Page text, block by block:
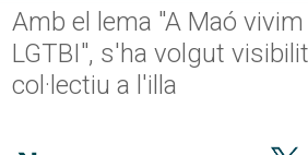
Amb el lema "A Maó vivim
LGTBI", s'ha volgut
col·lectiu a l'illa